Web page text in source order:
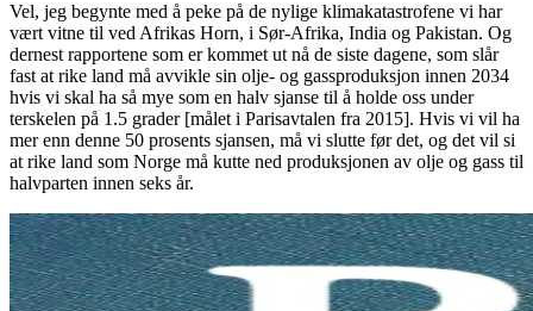
Vel, jeg begynte med å peke på de nylige klimakatastrofene vi har
vært vitne til ved Afrikas Horn, i Sør-Afrika, India og Pakistan. Og
dernest rapportene som er kommet ut nå de siste dagene, som slår
fast at rike land må avvikle sin olje- og gassproduksjon innen 2034
hvis vi skal ha så mye som en halv sjanse til å holde oss under
terskelen på 1.5 grader [målet i Parisavtalen fra 2015]. Hvis vi vil ha
mer enn denne 50 prosents sjansen, må vi slutte før det, og det vil si
at rike land som Norge må kutte ned produksjonen av olje og gass til
halvparten innen seks år.